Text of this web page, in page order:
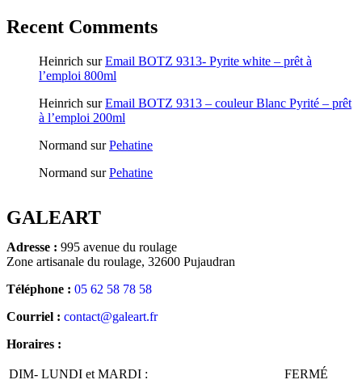
Recent Comments
Heinrich surEmail BOTZ 9313- Pyrite white – prêt à
l’emploi 800ml
Heinrich surEmail BOTZ 9313 – couleur Blanc Pyrité – prêt
à l’emploi 200ml
Normand surPehatine
Normand surPehatine
GALEART
Adresse : 995 avenue du roulage
Zone artisanale du roulage, 32600 Pujaudran
Téléphone : 05 62 58 78 58
Courriel : contact@galeart.fr
Horaires :
DIM- LUNDI et MARDI :
FERMÉ